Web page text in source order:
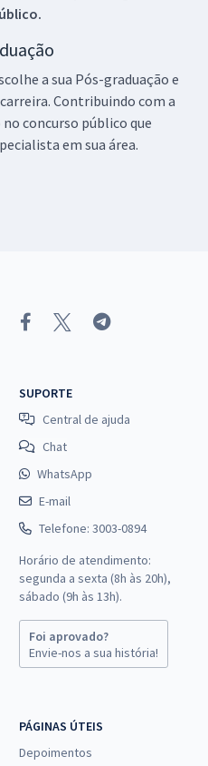
a sua Pós-graduação e
Contribuindo com a
concurso público que
em sua área.
SUPORTE
Central de ajuda
Chat
WhatsApp
E-mail
Telefone: 3003-0894
Horário de atendimento:
segunda a sexta (8h às 20h),
sábado (9h às 13h).
Foi aprovado?
Envie-nos a sua história!
PÁGINAS ÚTEIS
Depoimentos